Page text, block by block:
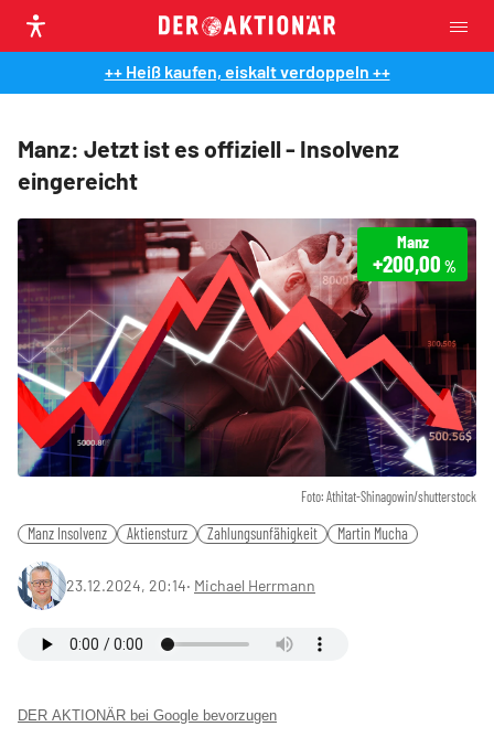
++ Heiß kaufen, eiskalt verdoppeln ++
Manz: Jetzt ist es offiziell - Insolvenz
eingereicht
Foto: Athitat-Shinagowin/shutterstock
Manz
+200,00 %
Manz Insolvenz Aktiensturz Zahlungsunfähigkeit Martin Mucha
23.12.2024, 20:14‧ Michael Herrmann
DER AKTIONÄR bei Google bevorzugen